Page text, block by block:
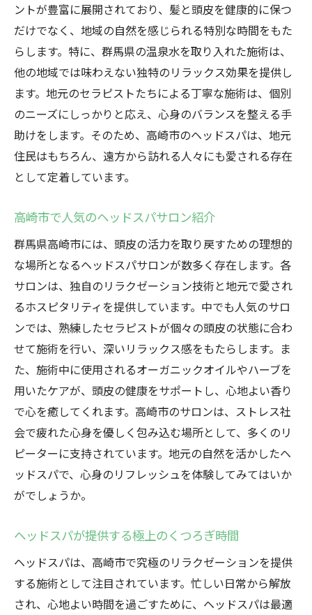
日常から解き放たれる高崎市のヘッドスパ
ゆったりとした時間を過ごせるヘッドスパ
高崎市のヘッドスパが提供する安らぎの場
心と体を癒すリラクゼーションの極み
頭皮と心を包み込む高崎市のヘッドスパでの至
福の時間
高崎市のヘッドスパで頭皮を優しく包み込
む
至福のひと時を提供する高崎市のヘッドス
パ
頭皮ケアと心の安らぎを両立する方法
高崎市のヘッドスパで感じる幸福感
心身を豊かにするヘッドスパの魅力
ントが豊富に展開されており、髪と頭皮を健康的に保つ
だけでなく、地域の自然を感じられる特別な時間をもた
らします。特に、群馬県の温泉水を取り入れた施術は、
他の地域では味わえない独特のリラックス効果を提供し
ます。地元のセラピストたちによる丁寧な施術は、個別
のニーズにしっかりと応え、心身のバランスを整える手
助けをします。そのため、高崎市のヘッドスパは、地元
住民はもちろん、遠方から訪れる人々にも愛される存在
として定着しています。
高崎市で人気のヘッドスパサロン紹介
群馬県高崎市には、頭皮の活力を取り戻すための理想的
な場所となるヘッドスパサロンが数多く存在します。各
サロンは、独自のリラクゼーション技術と地元で愛され
るホスピタリティを提供しています。中でも人気のサロ
ンでは、熟練したセラピストが個々の頭皮の状態に合わ
せて施術を行い、深いリラックス感をもたらします。ま
た、施術中に使用されるオーガニックオイルやハーブを
用いたケアが、頭皮の健康をサポートし、心地よい香り
で心を癒してくれます。高崎市のサロンは、ストレス社
会で疲れた心身を優しく包み込む場所として、多くのリ
ピーターに支持されています。地元の自然を活かしたヘ
ッドスパで、心身のリフレッシュを体験してみてはいか
がでしょうか。
ヘッドスパが提供する極上のくつろぎ時間
ヘッドスパは、高崎市で究極のリラクゼーションを提供
する施術として注目されています。忙しい日常から解放
され、心地よい時間を過ごすために、ヘッドスパは最適